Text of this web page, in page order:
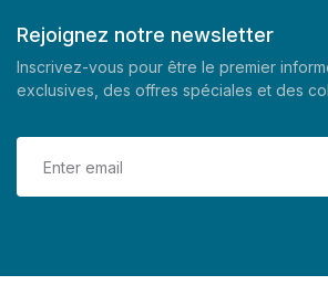
Rejoignez notre newsletter
Inscrivez-vous pour être le premier
exclusives, des offres spéciales et des